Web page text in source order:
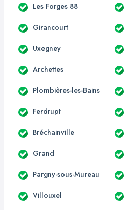
Les Forges 88
Girancourt
Uxegney
Archettes
Plombières-les-Bains
Ferdrupt
Bréchainville
Grand
Pargny-sous-Mureau
Villouxel